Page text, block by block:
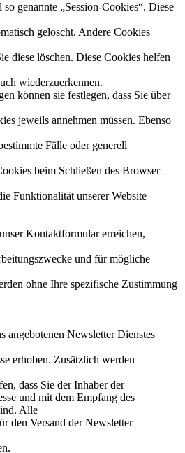
genannte „Session-Cookies“. Diese
gelöscht. Andere Cookies
diese löschen. Diese Cookies helfen
wiederzuerkennen.
können sie festlegen, dass Sie über
jeweils annehmen müssen. Ebenso
Fälle oder generell
beim Schließen des Browser
Funktionalität unserer Website
Kontaktformular erreichen,
und für mögliche
ohne Ihre spezifische Zustimmung
angebotenen Newsletter Dienstes
erhoben. Zusätzlich werden
dass Sie der Inhaber der
und mit dem Empfang des
Alle
den Versand der Newsletter